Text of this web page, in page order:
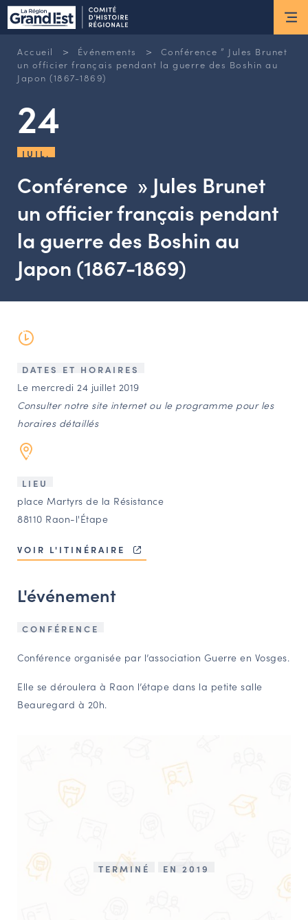
ESPACE MEMBRE
Actus
ACTUALITÉS DU MOMENT
RETOUR SUR LES DERNIÈRES
INSCRIPTION À LA NEWSLETTER
Nous connaître
LES MISSIONS DU CHR
L’ÉQUIPE DU CHR
LE CONSEIL DES ASSOCIATIONS
Agenda
Annuaire
Ressources
OFFRES D’EMPLOI ET DE STAGE
BOURSE D’ÉCHANGE
CARTES DES NAUDIN
Espace acteurs
NAVIGATION FILTRÉE « ACTEURS »
PORTAIL CULTURE
Comité d'Histoire Régionale
VOUS ÊTES…
Amateurs d’histoire et de patrimoine
Accueil > Événements >
Conférence ” Jules Brunet
un officier français pendant la guerre des Boshin au
Japon (1867-1869)
24
JUIL.
Conférence » Jules Brunet
un officier français pendant
la guerre des Boshin au
Japon (1867-1869)
DATES ET HORAIRES
Le mercredi 24 juillet 2019
Consulter notre site internet ou le programme pour les
horaires détaillés
LIEU
place Martyrs de la Résistance
88110 Raon-l'Étape
VOIR L'ITINÉRAIRE
L'événement
CONFÉRENCE
Conférence organisée par l’association Guerre en Vosges.
Elle se déroulera à Raon l’étape dans la petite salle
Beauregard à 20h.
TERMINÉ EN 2019